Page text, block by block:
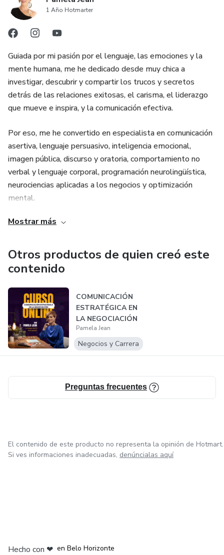
1 Año Hotmarter
Guiada por mi pasión por el lenguaje, las emociones y la
mente humana, me he dedicado desde muy chica a
investigar, descubrir y compartir los trucos y secretos
detrás de las relaciones exitosas, el carisma, el liderazgo
que mueve e inspira, y la comunicación efectiva.
Por eso, me he convertido en especialista en comunicación
asertiva, lenguaje persuasivo, inteligencia emocional,
imagen pública, discurso y oratoria, comportamiento no
verbal y lenguaje corporal, programación neurolingüística,
neurociencias aplicadas a los negocios y optimización
mental.
Integro estas disciplinas de comunicación intrapersonal,
en una disciplina a la que llamo COMUNICACIÓN
HOLÍSTICA para lograr SER, CREER y CREAR lo que
deseas.
Mostrar más
Otros productos de quien creó este
contenido
COMUNICACIÓN
ESTRATÉGICA EN
LA NEGOCIACIÓN
Pamela Jean
Negocios y Carrera
Preguntas frecuentes
El contenido de este producto no representa la opinión de Hotmart.
Si ves informaciones inadecuadas, denúncialas aquí
Hecho con ❤ en Belo Horizonte